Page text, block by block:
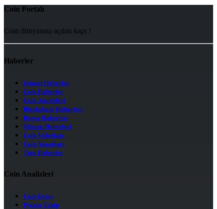
Coin Portalı
Coin dünyasına açılan kapı !
Haberler
Güncel Haberler
Coin Haberler
Coin Analizleri
Blockchain Haberleri
Borsa Haberleri
Mining Haberleri
Coin Videoları
Coin Yazarları
Tüm Haberler
Coin Analizleri
Coin Detay
Piyasa Takip